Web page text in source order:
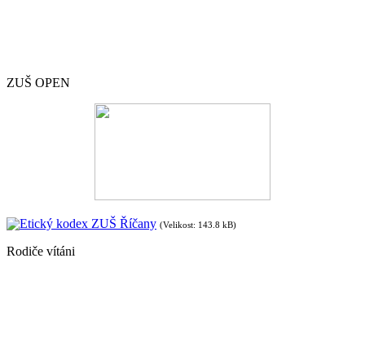
ZUŠ OPEN
Etický kodex ZUŠ Říčany (Velikost: 143.8 kB)
Rodiče vítáni